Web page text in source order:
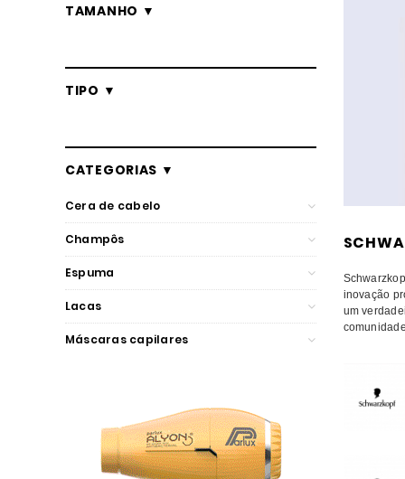
TAMANHO ▼
TIPO ▼
CATEGORIAS ▼
Cera de cabelo
Champôs
Espuma
Lacas
Máscaras capilares
inovação
um